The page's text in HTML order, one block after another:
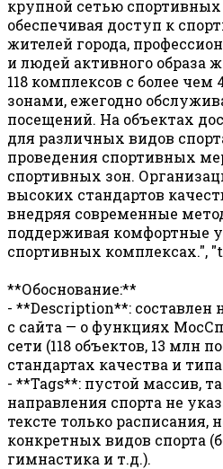
крупной сетью
обеспечивая доступ к
жителей города,
и людей активного образа
118 комплексов с более
зонами, ежегодно
посещений. На объектах
для различных видов
проведения спортивных
спортивных зон.
высоких стандартов
внедряя современные
поддерживая комфортные
спортивных комплексах.",
**Обоснование:**
- **Description**: составлен
с сайта — о функциях
сети (118 объектов, 13 млн
стандартах качества и
- **Tags**: пустой массив,
направления спорта не
тексте только расписания,
конкретных видов спорта
гимнастика и т.д.).